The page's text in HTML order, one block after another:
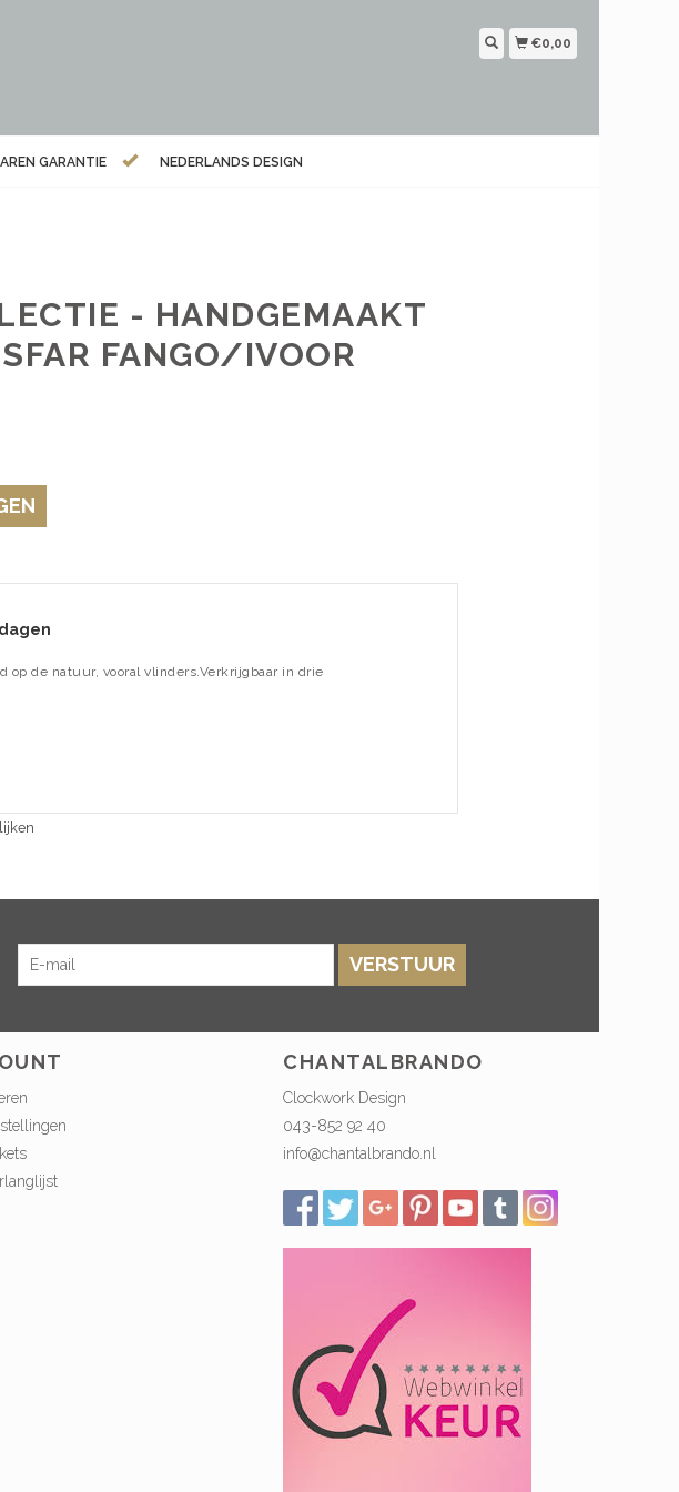
€0,00
GARANTIE NEDERLANDS DESIGN
- HANDGEMAAKT
FANGO/IVOOR
de natuur, vooral vlinders.Verkrijgbaar in drie
VERSTUUR
CHANTALBRANDO
Clockwork Design
043-852 92 40
info@chantalbrando.nl